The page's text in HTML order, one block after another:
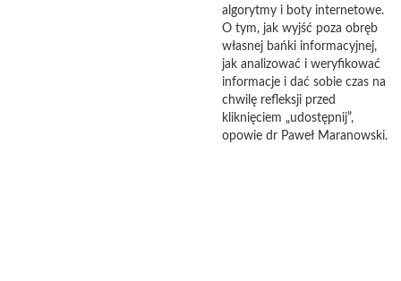
algorytmy i boty internetowe.
O tym, jak wyjść poza obręb
własnej bańki informacyjnej,
jak analizować i weryfikować
informacje i dać sobie czas na
chwilę refleksji przed
kliknięciem „udostępnij”,
opowie dr Paweł Maranowski.